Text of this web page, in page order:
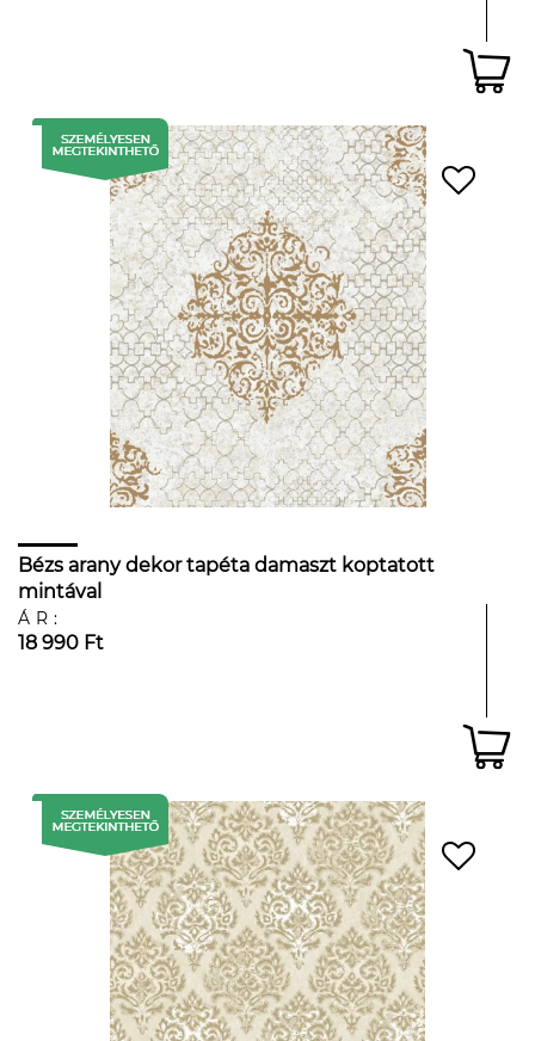
Bézs arany dekor tapéta damaszt koptatott
mintával
ÁR:
18 990 Ft